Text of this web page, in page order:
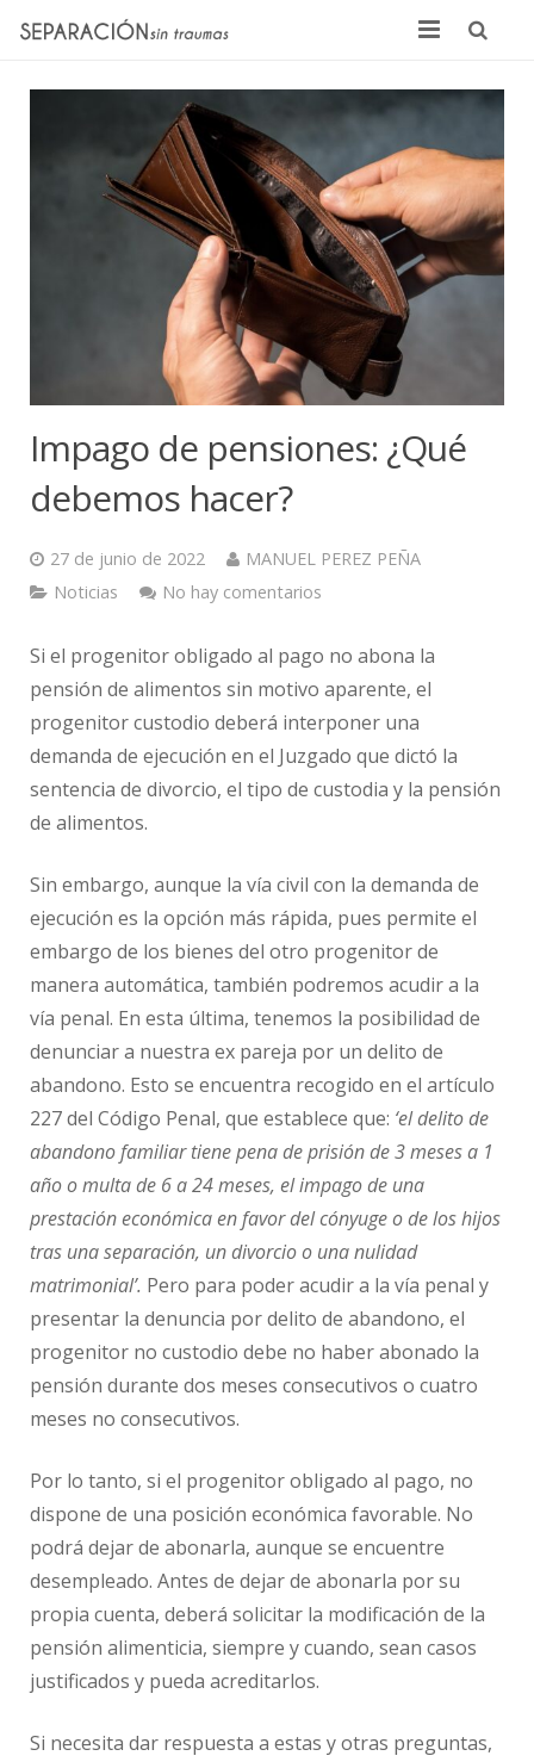
Inicio
Impago de pensiones: ¿Qué
debemos hacer?
27 de junio de 2022
MANUEL PEREZ PEÑA
Noticias
No hay comentarios
Si el progenitor obligado al pago no abona la
pensión de alimentos sin motivo aparente, el
progenitor custodio deberá interponer una
demanda de ejecución en el Juzgado que dictó la
sentencia de divorcio, el tipo de custodia y la pensión
de alimentos.
Sin embargo, aunque la vía civil con la demanda de
ejecución es la opción más rápida, pues permite el
embargo de los bienes del otro progenitor de
manera automática, también podremos acudir a la
vía penal. En esta última, tenemos la posibilidad de
denunciar a nuestra ex pareja por un delito de
abandono. Esto se encuentra recogido en el artículo
227 del Código Penal, que establece que: ‘el delito de
abandono familiar tiene pena de prisión de 3 meses a 1
año o multa de 6 a 24 meses, el impago de una
prestación económica en favor del cónyuge o de los hijos
tras una separación, un divorcio o una nulidad
matrimonial’. Pero para poder acudir a la vía penal y
presentar la denuncia por delito de abandono, el
progenitor no custodio debe no haber abonado la
pensión durante dos meses consecutivos o cuatro
meses no consecutivos.
Por lo tanto, si el progenitor obligado al pago, no
dispone de una posición económica favorable. No
podrá dejar de abonarla, aunque se encuentre
desempleado. Antes de dejar de abonarla por su
propia cuenta, deberá solicitar la modificación de la
pensión alimenticia, siempre y cuando, sean casos
justificados y pueda acreditarlos.
Si necesita dar respuesta a estas y otras preguntas,